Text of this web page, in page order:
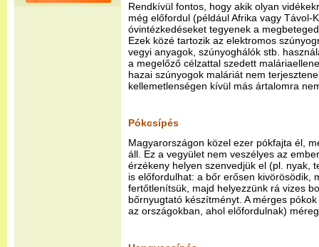
Rendkívül fontos, hogy akik olyan
még előfordul (például Afrika vagy Távol-
óvintézkedéseket tegyenek a
Ezek közé tartozik az elektromos
vegyi anyagok, szúnyoghálók stb.
a megelőző célzattal szedett
hazai szúnyogok maláriát nem
kellemetlenségen kívül más ártalomra
Pókcsípés
Magyarországon közel ezer pókfajta él,
áll. Ez a vegyület nem veszélyes az
érzékeny helyen szenvedjük el (pl. nyak,
is előfordulhat: a bőr erősen kivörösödik,
fertőtlenítsük, majd helyezzünk rá vizes
bőrnyugtató készítményt. A mérges
az országokban, ahol előfordulnak)